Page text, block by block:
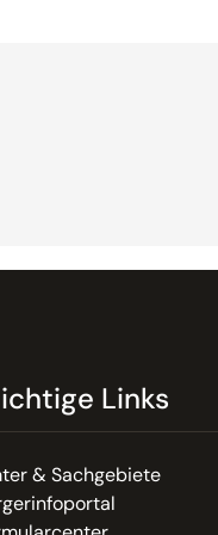
Links
& Sachgebiete